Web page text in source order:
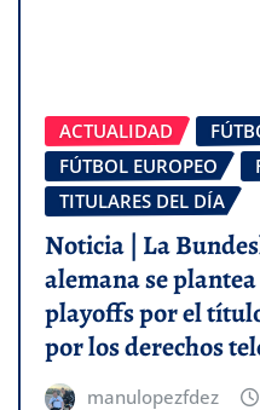
ACTUALIDAD
FÚTBOL EUROPEO
TITULARES DEL DÍA
Noticia | La
alemana se
playoffs por el
por los derechos
manulopezfdez